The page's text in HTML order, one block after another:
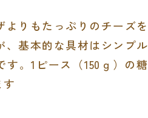
りもたっぷりのチーズを
、基本的な具材はシンプル
す。1 ピース（150 ｇ）の糖
す